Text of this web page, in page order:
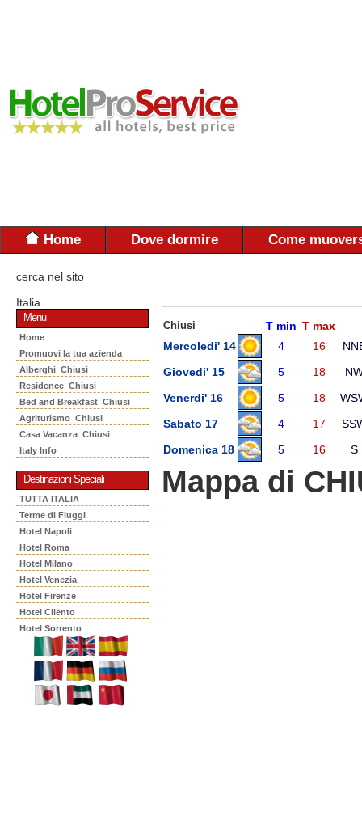
Home Dove dormire Come
cerca nel sito
Italia
Menu
Home
Promuovi la tua azienda
Alberghi Chiusi
Residence Chiusi
Bed and Breakfast Chiusi
Agriturismo Chiusi
Casa Vacanza Chiusi
Italy Info
Destinazioni Speciali
TUTTA ITALIA
Terme di Fiuggi
Hotel Napoli
Hotel Roma
Hotel Milano
Hotel Venezia
Hotel Firenze
Hotel Cilento
Hotel Sorrento
Chiusi T min T max
Mercoledi' 14
4 16
Giovedi' 15
5 18
Venerdi' 16
5 18
Sabato 17
4 17
Domenica 18
5 16 S
Mappa di